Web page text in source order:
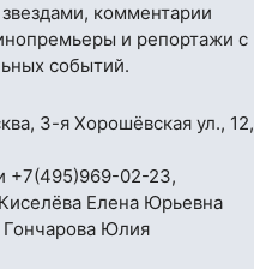
комментарии
и репортажи с
событий.
3-я Хорошёвская ул., 12,
+7(495)969-02-23,
Елена Юрьевна
Гончарова Юлия